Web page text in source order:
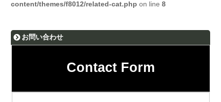
content/themes/f8012/related-cat.php on line8
お問い合わせ
Contact Form